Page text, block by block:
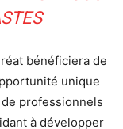
bénéficiera de
unique
professionnels
à développer